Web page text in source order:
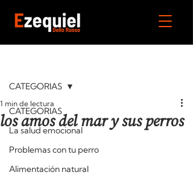
CATEGORIAS
La salud emocional
Problemas con tu perro
Alimentación natural
CATEGORIAS
los amos del mar y sus perros
1 min de lectura